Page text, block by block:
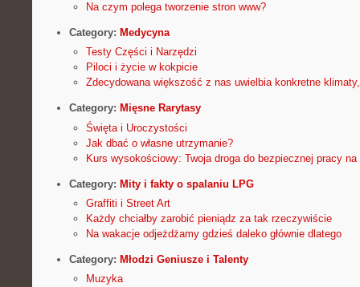
Na czym polega tworzenie stron www?
Category: Medycyna
Testy Części i Narzędzi
Piloci i życie w kokpicie
Zdecydowana większość z nas uwielbia konkretne
Category: Mięsne Rarytasy
Święta i Uroczystości
Jak dbać o własne utrzymanie?
Kurs wysokościowy: Twoja droga do bezpiecznej pracy
Category: Mity i fakty o spalaniu LPG
Graffiti i Street Art
Każdy chciałby zarobić pieniądz za tak rzeczywiście
Na wakacje odjeżdżamy gdzieś daleko głównie dlatego
Category: Młodzi Geniusze i Talenty
Muzyka